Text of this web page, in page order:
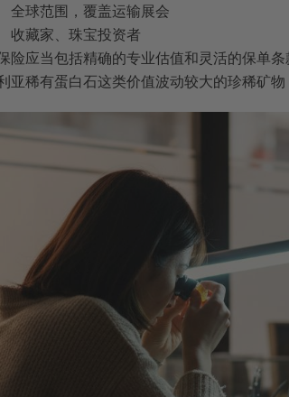
全球范围，覆盖运输展会
收藏家、珠宝投资者
险应当包括精确的专业估值和灵活的保单
亚稀有蛋白石这类价值波动较大的珍稀矿物